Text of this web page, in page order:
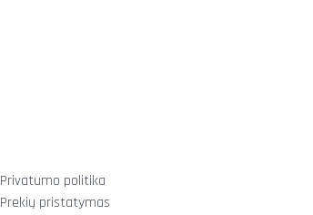
Privatumo politika
Prekių pristatymas